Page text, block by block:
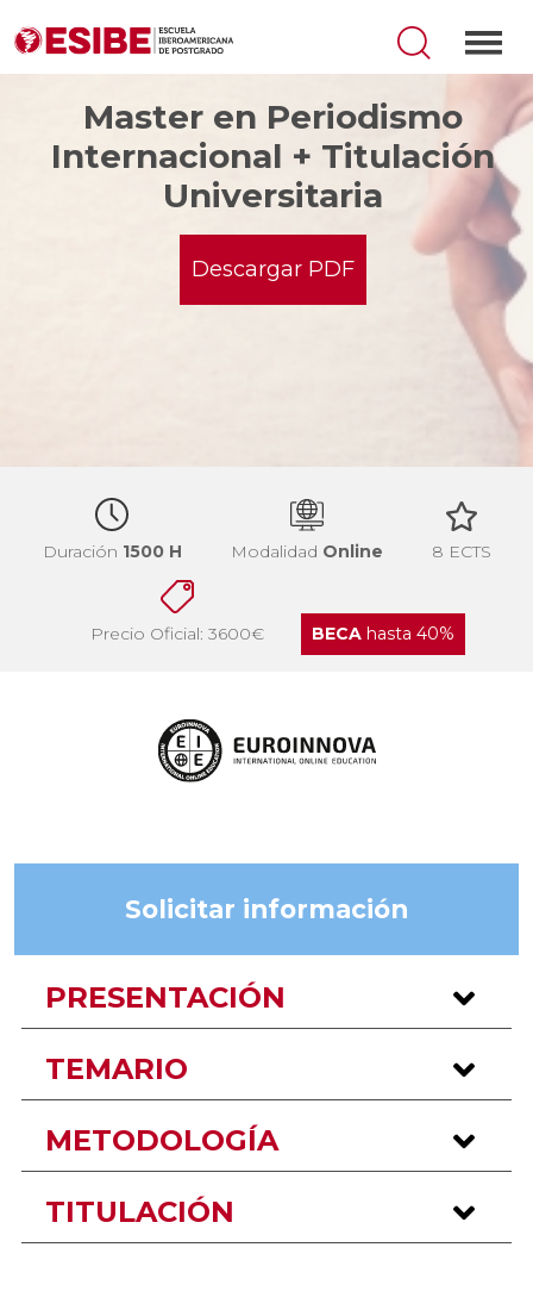
Master en Periodismo
Internacional + Titulación
Universitaria
Descargar PDF
Duración 1500 H Modalidad Online 8 ECTS
Precio Oficial: 3600€ BECAhasta 40%
Solicitar información
PRESENTACIÓN
TEMARIO
METODOLOGÍA
TITULACIÓN